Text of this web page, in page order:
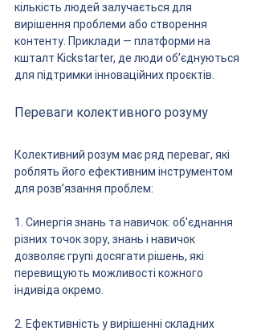
кількість людей залучається для
вирішення проблеми або створення
контенту. Приклади — платформи на
кшталт Kickstarter, де люди об’єднуються
для підтримки інноваційних проєктів.
Переваги колективного розуму
Колективний розум має ряд переваг, які
роблять його ефективним інструментом
для розв’язання проблем:
1. Синергія знань та навичок: об'єднання
різних точок зору, знань і навичок
дозволяє групі досягати рішень, які
перевищують можливості кожного
індивіда окремо.
2. Ефективність у вирішенні складних